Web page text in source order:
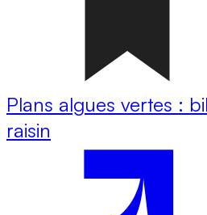
Plans algues vertes :
raisin